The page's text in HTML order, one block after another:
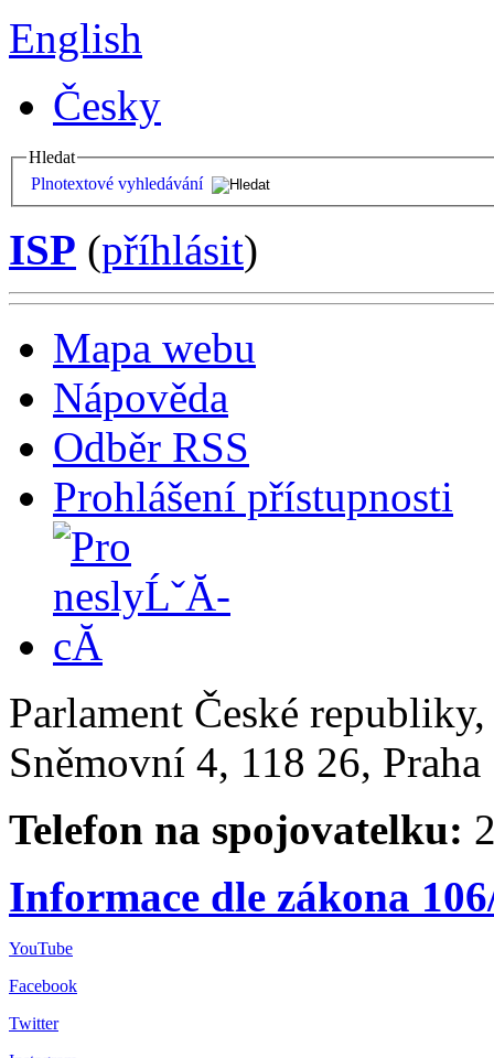
English
Česky
Hledat
Plnotextové vyhledávání
ISP (příhlásit)
Mapa webu
Nápověda
Odběr RSS
Prohlášení přístupnosti
Parlament České
Sněmovní 4, 118 26,
Telefon na spojovatelku:
Informace dle zákona
YouTube
Facebook
Twitter